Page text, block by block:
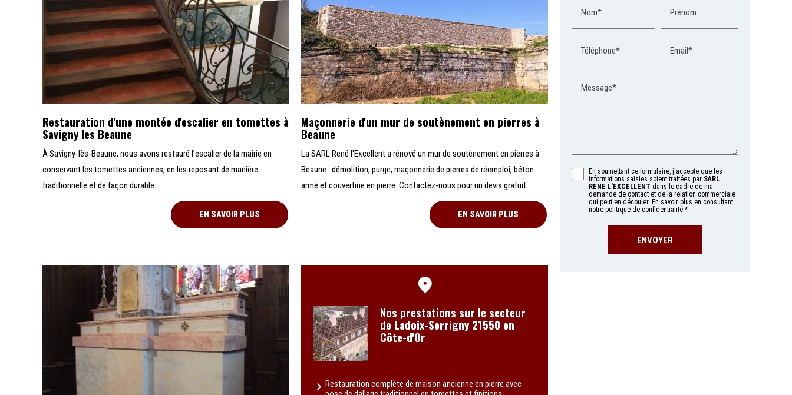
Restauration d'une montée d'escalier en tomettes à
Savigny les Beaune
À Savigny-lès-Beaune, nous avons restauré l’escalier de la mairie en
conservant les tomettes anciennes, en les reposant de manière
traditionnelle et de façon durable.
EN SAVOIR PLUS
Maçonnerie d'un mur de soutènement en pierres à
Beaune
La SARL René l'Excellent a rénové un mur de soutènement en pierres à
Beaune : démolition, purge, maçonnerie de pierres de réemploi, béton
armé et couvertine en pierre. Contactez-nous pour un devis gratuit.
EN SAVOIR PLUS
Nos prestations sur le secteur
de Ladoix-Serrigny 21550 en
Côte-d'Or
Restauration complète de maison ancienne en pierre avec
Nom* Prénom
Téléphone* Email*
Message*
En soumettant ce formulaire, j'accepte que les
informations saisies soient traitées par SARL
RENE L'EXCELLENT dans le cadre de ma
demande de contact et de la relation commerciale
qui peut en découler. En savoir plus en consultant
notre politique de confidentialité.*